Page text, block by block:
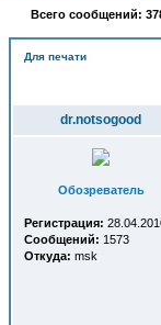
Всего сообщений:
Для печати
dr.notsogood
Обозреватель
Регистрация:
Сообщений: 1573
Откуда: msk